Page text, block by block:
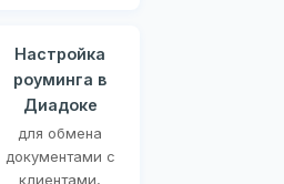
Настройка
роуминга в
Диадоке
для обмена
документами с
клиентами,